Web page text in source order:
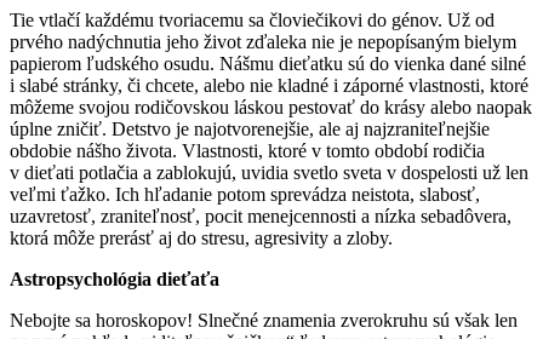
Tie vtlačí každému tvoriacemu sa človiečikovi do génov. Už od
prvého nadýchnutia jeho život zďaleka nie je nepopísaným bielym
papierom ľudského osudu. Nášmu dieťatku sú do vienka dané silné
i slabé stránky, či chcete, alebo nie kladné i záporné vlastnosti, ktoré
môžeme svojou rodičovskou láskou pestovať do krásy alebo naopak
úplne zničiť. Detstvo je najotvorenejšie, ale aj najzraniteľnejšie
obdobie nášho života. Vlastnosti, ktoré v tomto období rodičia
v dieťati potlačia a zablokujú, uvidia svetlo sveta v dospelosti už len
veľmi ťažko. Ich hľadanie potom sprevádza neistota, slabosť,
uzavretosť, zraniteľnosť, pocit menejcennosti a nízka sebadôvera,
ktorá môže prerásť aj do stresu, agresivity a zloby.
Astropsychológia dieťaťa
Nebojte sa horoskopov! Slnečné znamenia zverokruhu sú však len